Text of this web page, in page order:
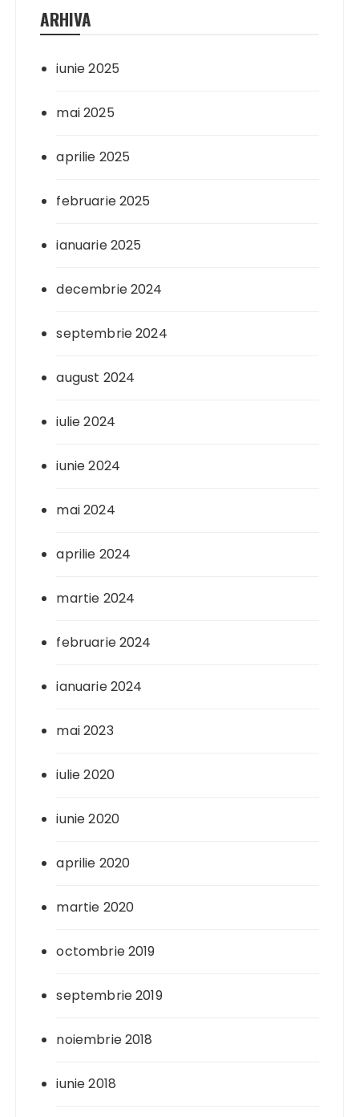
ARHIVA
iunie 2025
mai 2025
aprilie 2025
februarie 2025
ianuarie 2025
decembrie 2024
septembrie 2024
august 2024
iulie 2024
iunie 2024
mai 2024
aprilie 2024
martie 2024
februarie 2024
ianuarie 2024
mai 2023
iulie 2020
iunie 2020
aprilie 2020
martie 2020
octombrie 2019
septembrie 2019
noiembrie 2018
iunie 2018